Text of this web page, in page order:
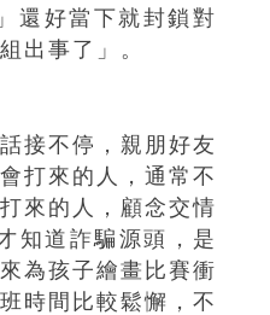
還好當下就封鎖對
出事了」。
接不停，親朋好友
打來的人，通常不
來的人，顧念交情
知道詐騙源頭，是
為孩子繪畫比賽衝
時間比較鬆懈，不